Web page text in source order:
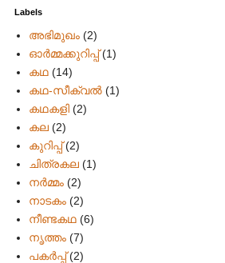
Labels
അഭിമുഖം (2)
ഓർമ്മക്കുറിപ്പ് (1)
കഥ (14)
കഥ-സീക്വല്‍ (1)
കഥകളി (2)
കല (2)
കുറിപ്പ് (2)
ചിത്രകല (1)
നർമ്മം (2)
നാടകം (2)
നീണ്ടകഥ (6)
നൃത്തം (7)
പകര്‍പ്പ് (2)